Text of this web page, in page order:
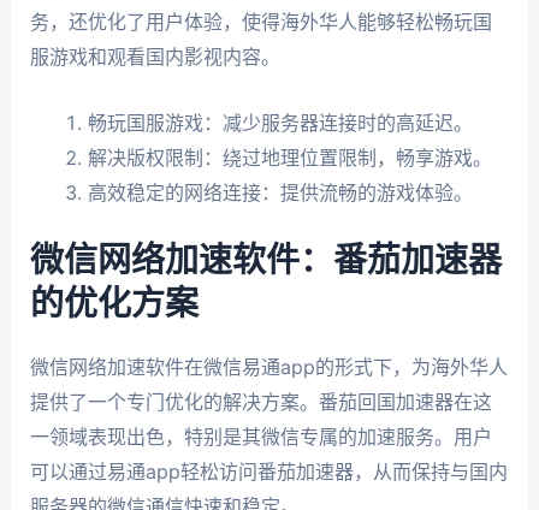
务，还优化了用户体验，使得海外华人能够轻松畅玩国
服游戏和观看国内影视内容。
畅玩国服游戏：减少服务器连接时的高延迟。
解决版权限制：绕过地理位置限制，畅享游戏。
高效稳定的网络连接：提供流畅的游戏体验。
微信网络加速软件：番茄加速器
的优化方案
微信网络加速软件在微信易通app的形式下，为海外华人
提供了一个专门优化的解决方案。番茄回国加速器在这
一领域表现出色，特别是其微信专属的加速服务。用户
可以通过易通app轻松访问番茄加速器，从而保持与国内